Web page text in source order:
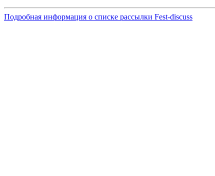
Подробная информация о списке рассылки Fest-discuss